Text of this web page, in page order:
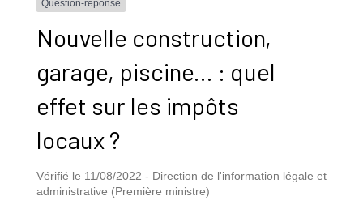
Question-réponse
Nouvelle construction,
garage, piscine... : quel
effet sur les impôts
locaux ?
Vérifié le 11/08/2022 - Direction de l'information légale et
administrative (Première ministre)